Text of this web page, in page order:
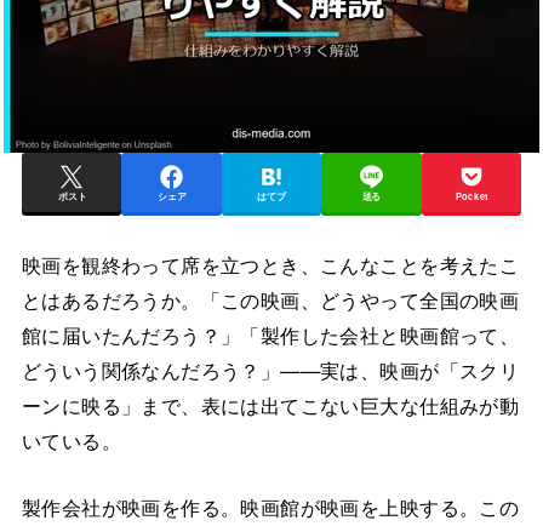
ポスト シェア はてブ 送る Pocket
映画を観終わって席を立つとき、こんなことを考えたこ
とはあるだろうか。「この映画、どうやって全国の映画
館に届いたんだろう？」「製作した会社と映画館って、
どういう関係なんだろう？」——実は、映画が「スクリ
ーンに映る」まで、表には出てこない巨大な仕組みが動
いている。
製作会社が映画を作る。映画館が映画を上映する。この